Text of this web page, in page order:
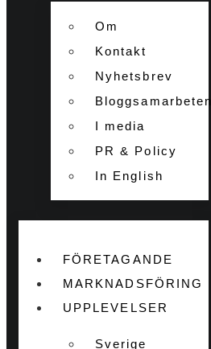
Om
Kontakt
Nyhetsbrev
Bloggsamarbeten
I media
PR & Policy
In English
FÖRETAGANDE
MARKNADSFÖRING
UPPLEVELSER
Sverige